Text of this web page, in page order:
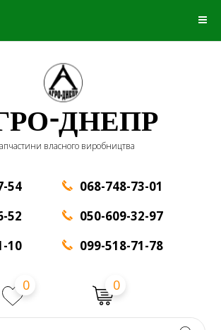
ДНЕПР
власного виробництва
54
52
10
068-748-73-01
050-609-32-97
099-518-71-78
0 0